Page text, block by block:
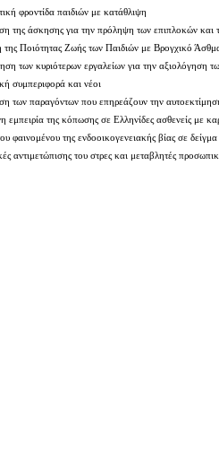
φροντίδα παιδιών με κατάθλιψη
της άσκησης για την πρόληψη των επιπλοκών και
της Ποιότητας Ζωής των Παιδιών με Βρογχικό
των κυριότερων εργαλείων για την αξιολόγηση
συμπεριφορά και νέοι
των παραγόντων που επηρεάζουν την
εμπειρία της κόπωσης σε Ελληνίδες ασθενείς με
φαινομένου της ενδοοικογενειακής βίας σε
αντιμετώπισης του στρες και μεταβλητές